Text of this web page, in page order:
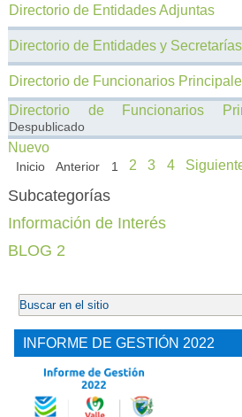
Directorio de Entidades Adjuntas
Directorio de Entidades y Secretarías
Directorio de Funcionarios
Directorio de Funcionarios
Despublicado
Nuevo
Inicio Anterior 1 2 3 4
Subcategorías
Información de Interés
BLOG 2
.
INFORME DE GESTIÓN 2022